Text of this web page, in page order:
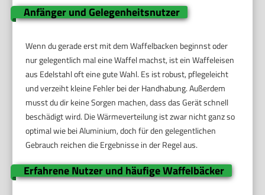
Anfänger und Gelegenheitsnutzer
Wenn du gerade erst mit dem Waffelbacken beginnst oder
nur gelegentlich mal eine Waffel machst, ist ein Waffeleisen
aus Edelstahl oft eine gute Wahl. Es ist robust, pflegeleicht
und verzeiht kleine Fehler bei der Handhabung. Außerdem
musst du dir keine Sorgen machen, dass das Gerät schnell
beschädigt wird. Die Wärmeverteilung ist zwar nicht ganz so
optimal wie bei Aluminium, doch für den gelegentlichen
Gebrauch reichen die Ergebnisse in der Regel aus.
Erfahrene Nutzer und häufige Waffelbäcker